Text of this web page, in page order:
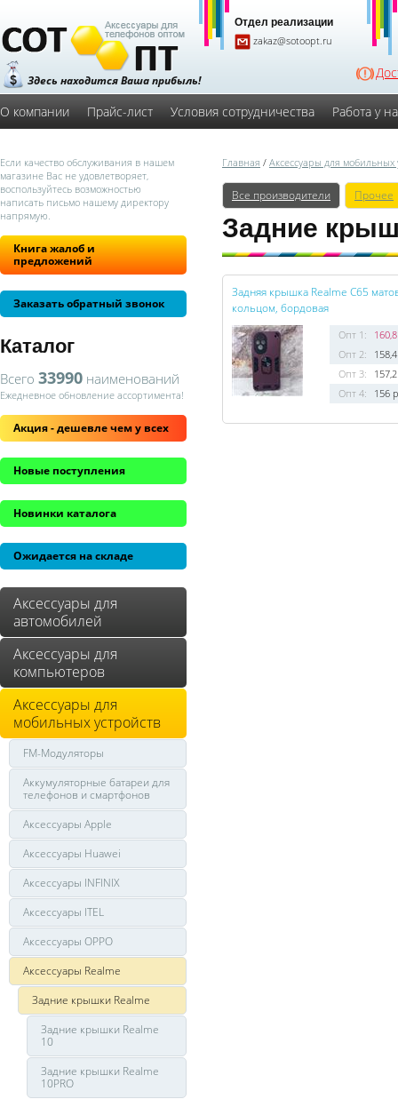
Здесь находится Ваша прибыль!
Отдел реализации
zakaz@sotoopt.ru
О компании Прайс-лист Условия сотрудничества Работа у
Если качество обслуживания в нашем
магазине Вас не удовлетворяет,
воспользуйтесь возможностью
написать письмо нашему директору
напрямую.
Книга жалоб и
предложений
Заказать обратный звонок
Каталог
Всего 33990 наименований
Ежедневное обновление ассортимента!
Акция - дешевле чем у всех
Новые поступления
Новинки каталога
Ожидается на складе
Аксессуары для
автомобилей
Аксессуары для
компьютеров
Аксессуары для
мобильных устройств
FM-Модуляторы
Аккумуляторные батареи для
телефонов и смартфонов
Аксессуары Apple
Аксессуары Huawei
Аксессуары INFINIX
Аксессуары ITEL
Аксессуары OPPO
Аксессуары Realme
Задние крышки Realme
Задние крышки Realme
10
Задние крышки Realme
10PRO
Главная / Аксессуары для мобильных
Все производители Прочее
Задние
Задняя крышка Realme C65
кольцом, бордовая
Опт 1:
Опт 2:
Опт 3:
Опт 4:
156